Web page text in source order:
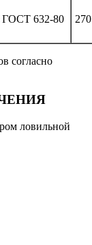
ГОСТ 632-80 270
согласно
ловильной